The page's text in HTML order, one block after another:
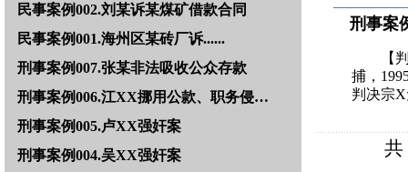
民事案例002.刘某诉某煤矿借款合同
民事案例001.海州区某砖厂诉......
刑事案例007.张某非法吸收公众存款
刑事案例006.江XX挪用公款、职务侵…
刑事案例005.卢XX强奸案
刑事案例004.吴XX强奸案
刑事案
【
捕，
判决宗
共